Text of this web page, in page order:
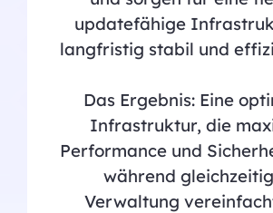
updatefähige
langfristig stabil und
Das Ergebnis: Eine
Infrastruktur, die
Performance und
während
Verwaltung